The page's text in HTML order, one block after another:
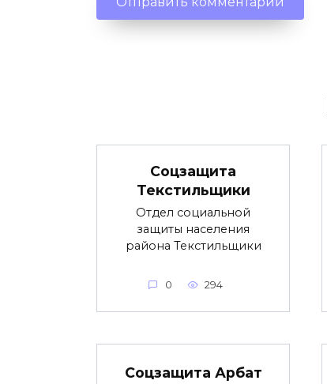
Соцзащита
Текстильщики
Отдел социальной
защиты населения
района Текстильщики
0 294
Соцзащита Арбат